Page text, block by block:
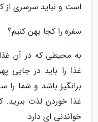
است و نباید سرسری از
سفره را کجا پهن کنیم؟
به محیطی که در آن
غذا را باید در جایی
برانگیز باشد و شما را
غذا خوردن لذت ببرید.
خواندنی ای دارد: